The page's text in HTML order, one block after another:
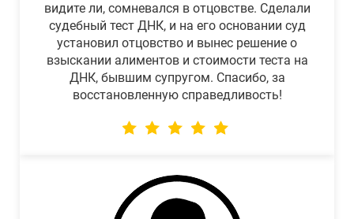
видите ли, сомневался в отцовстве. Сделали
судебный тест ДНК, и на его основании суд
установил отцовство и вынес решение о
взыскании алиментов и стоимости теста на
ДНК, бывшим супругом. Спасибо, за
восстановленную справедливость!